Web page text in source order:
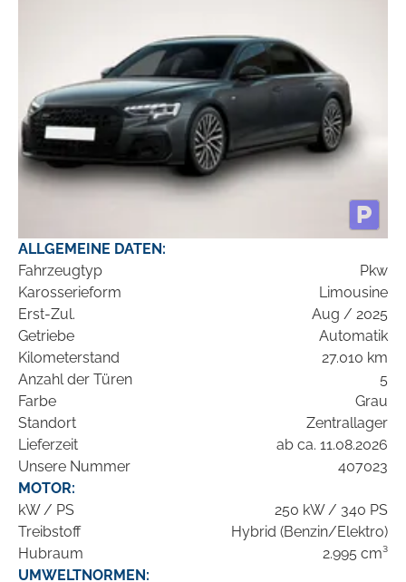
ALLGEMEINE DATEN:
Fahrzeugtyp
Pkw
Karosserieform
Limousine
Erst-Zul.
Aug / 2025
Getriebe
Automatik
Kilometerstand
27.010 km
Anzahl der Türen
5
Farbe
Grau
Standort
Zentrallager
Lieferzeit
ab ca. 11.08.2026
Unsere Nummer
407023
MOTOR:
kW / PS
250 kW / 340 PS
Treibstoff
Hybrid (Benzin/Elektro)
Hubraum
2.995 cm³
UMWELTNORMEN: